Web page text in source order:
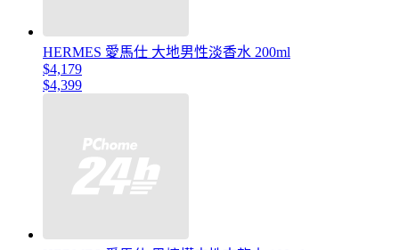
HERMES 愛馬仕 大地男性淡香水 200ml
$4,179
$4,399